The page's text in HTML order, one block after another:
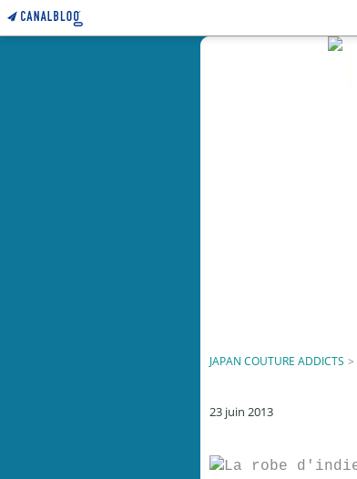
JAPAN COUTURE ADDICTS >
23 juin 2013